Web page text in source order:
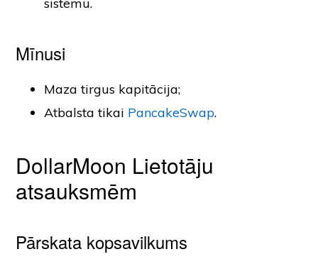
Mīnusi
Maza tirgus kapitācija;
Atbalsta tikai PancakeSwap.
DollarMoon Lietotāju
atsauksmēm
Pārskata kopsavilkums